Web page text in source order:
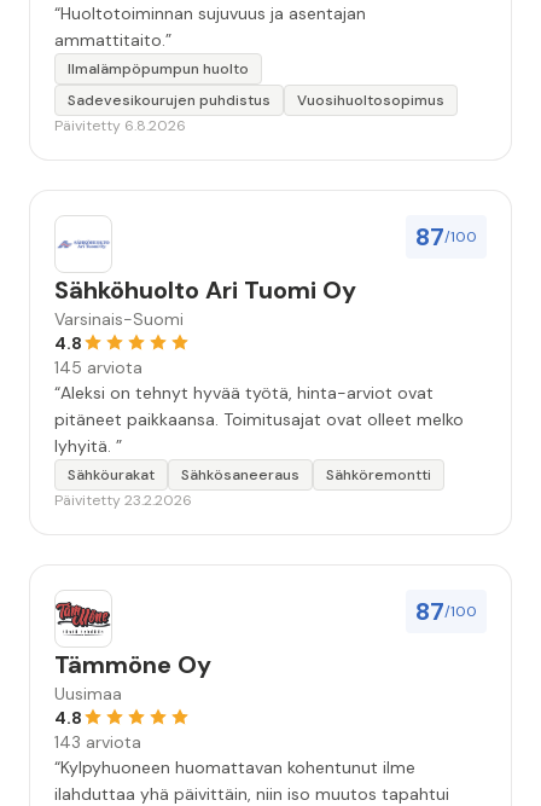
“Huoltotoiminnan sujuvuus ja asentajan
ammattitaito.”
Ilmalämpöpumpun huolto
Sadevesikourujen puhdistus
Vuosihuoltosopimus
Päivitetty 6.8.2026
87/100
Sähköhuolto Ari Tuomi Oy
Varsinais-Suomi
4.8
145 arviota
“Aleksi on tehnyt hyvää työtä, hinta-arviot ovat
pitäneet paikkaansa. Toimitusajat ovat olleet melko
lyhyitä. ”
Sähköurakat Sähkösaneeraus
Sähköremontti
Päivitetty 23.2.2026
87/100
Tämmöne Oy
Uusimaa
4.8
143 arviota
“Kylpyhuoneen huomattavan kohentunut ilme
ilahduttaa yhä päivittäin, niin iso muutos tapahtui